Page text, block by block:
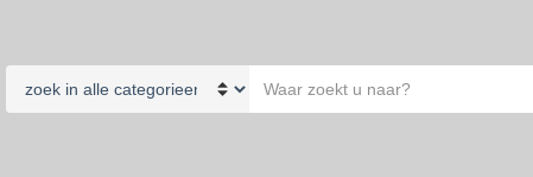
Category
Search